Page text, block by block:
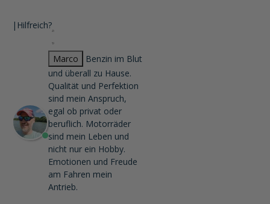
| Hilfreich?
Marco
Benzin im Blut
und überall zu Hause.
Qualität und Perfektion
sind mein Anspruch,
egal ob privat oder
beruflich. Motorräder
sind mein Leben und
nicht nur ein Hobby.
Emotionen und Freude
am Fahren mein
Antrieb.